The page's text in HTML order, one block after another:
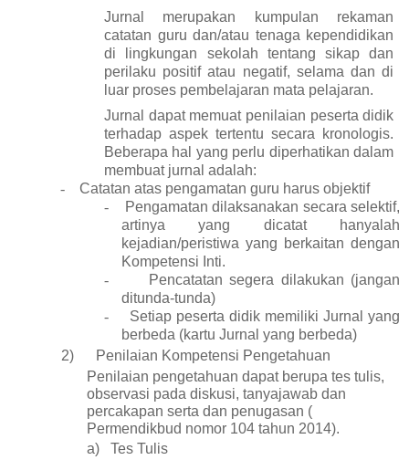
Jurnal merupakan kumpulan rekaman
catatan guru dan/atau tenaga kependidikan
di lingkungan sekolah tentang sikap dan
perilaku positif atau negatif, selama dan di
luar proses pembelajaran mata pelajaran.
Jurnal dapat memuat penilaian peserta didik
terhadap aspek tertentu secara kronologis.
Beberapa hal yang perlu diperhatikan dalam
membuat jurnal adalah:
-
Catatan atas pengamatan guru harus objektif
-
Pengamatan dilaksanakan secara selektif,
artinya yang dicatat hanyalah
kejadian/peristiwa yang berkaitan dengan
Kompetensi Inti.
-
Pencatatan segera dilakukan (jangan
ditunda-tunda)
-
Setiap peserta didik memiliki Jurnal yang
berbeda (kartu Jurnal yang berbeda)
2)
Penilaian Kompetensi Pengetahuan
Penilaian pengetahuan dapat berupa tes tulis,
observasi pada diskusi, tanyajawab dan
percakapan serta dan penugasan (
Permendikbud nomor 104 tahun 2014).
a)
Tes Tulis